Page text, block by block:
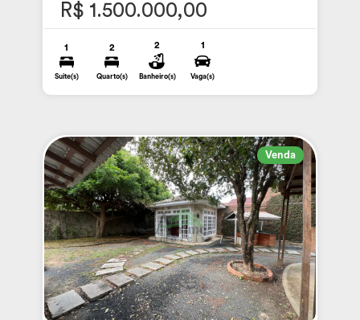
R$ 1.500.000,00
1
Suite(s)
2
Quarto(s)
2
Banheiro(s)
1
Vaga(s)
Venda